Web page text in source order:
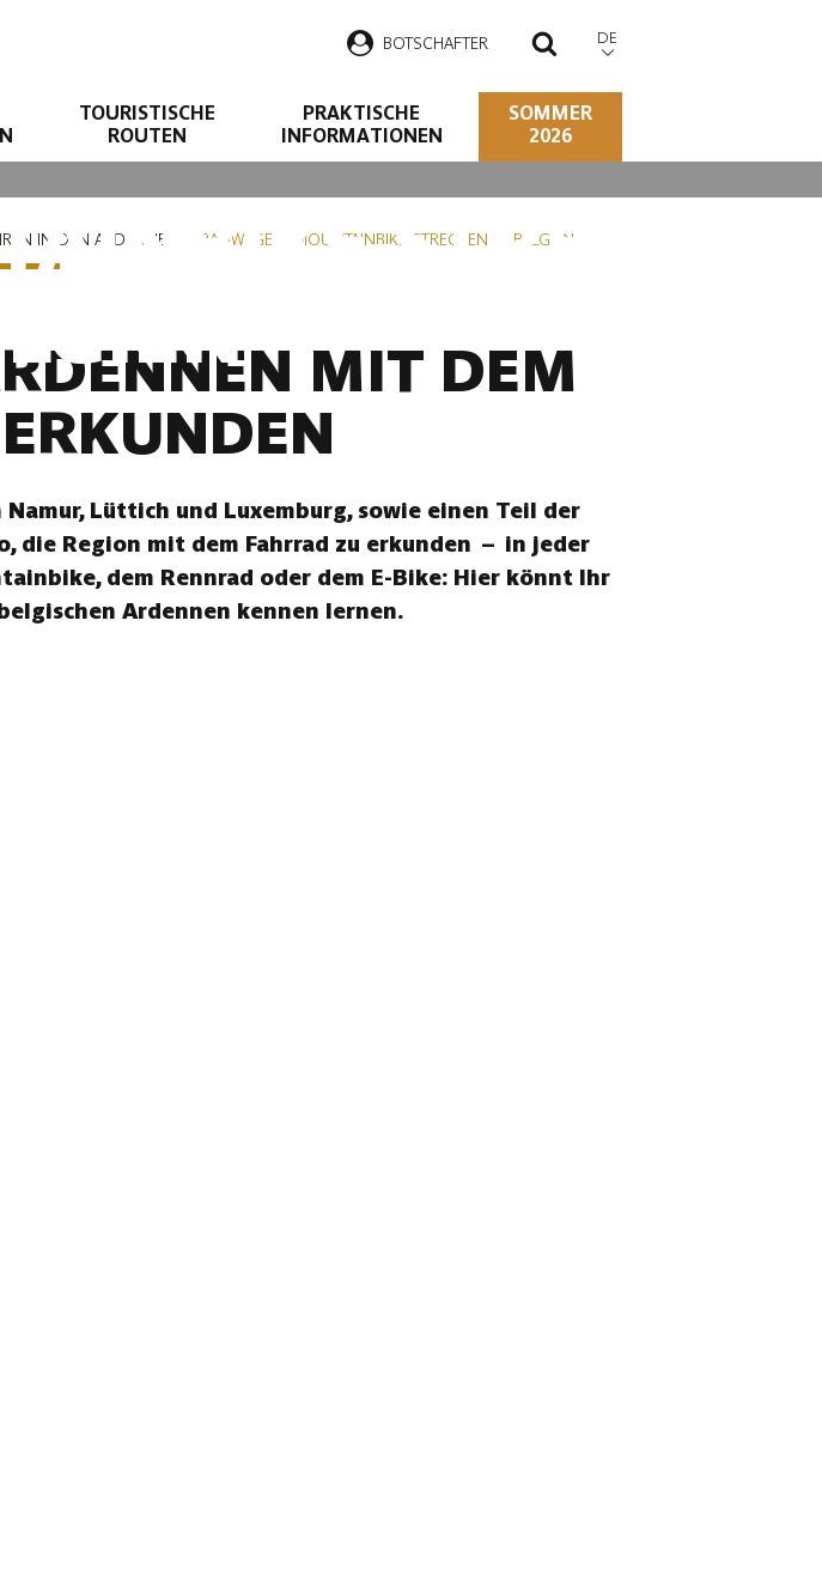
BOTSCHAFTER SUCHEN
DE
TOURISTISCHE
ROUTEN
PRAKTISCHE
INFORMATIONEN
SOMMER
2026
STRECKEN
IN DEN ARDENNEN RADWEGE & MOUNTAINBIKE-STRECKEN IN BELGIEN
MIT DEM
Lüttich und Luxemburg, sowie einen Teil der
die Region mit dem Fahrrad zu erkunden – in jeder
dem Rennrad oder dem E-Bike: Hier könnt Ihr
Ardennen kennen lernen.